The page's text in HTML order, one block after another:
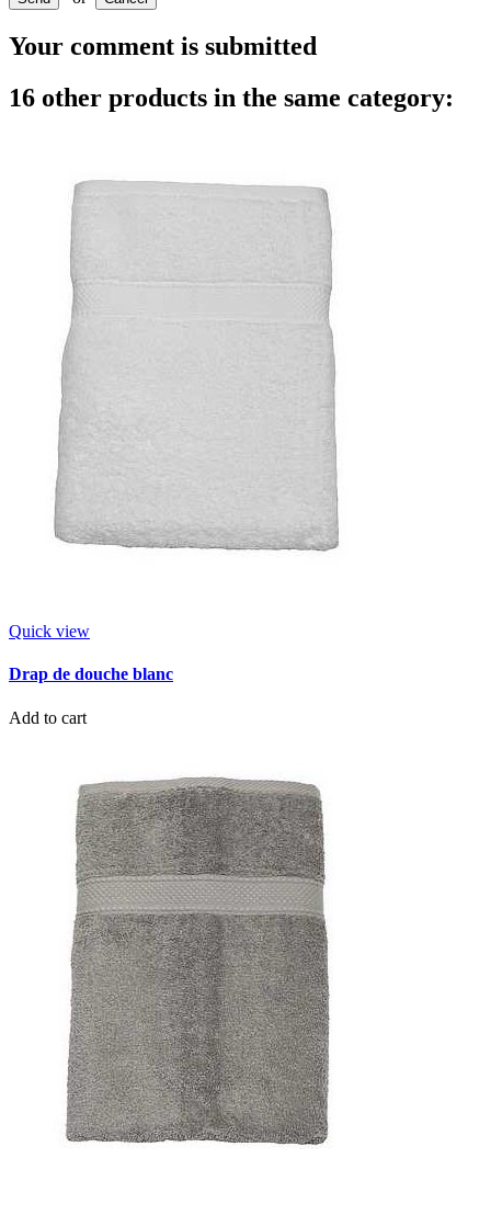
Your comment is submitted
16 other products in the same category:
Quick view
Drap de douche blanc
Add to cart